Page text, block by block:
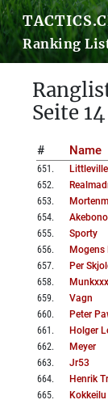
Ranking
Seite 14
# Name
651 . Littleville
652.
653.
654.
655. Sporty
656. Mogens
657. Per
658. Munkxxx
659. Vagn
660. Peter
661 . Holger
662. Meyer
663. Jr53
664. Henrik
665. Kokkeilu